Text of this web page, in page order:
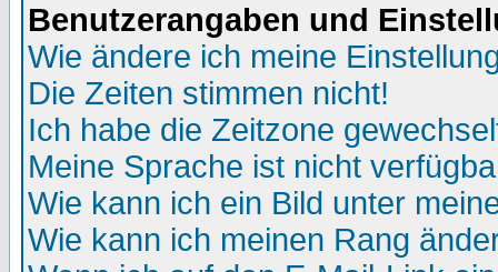
Benutzerangaben und
Wie ändere ich meine
Die Zeiten stimmen nicht!
Ich habe die Zeitzone
Meine Sprache ist nicht
Wie kann ich ein Bild unter
Wie kann ich meinen Rang